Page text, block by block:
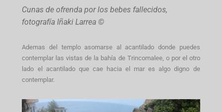
Cunas de ofrenda por los bebes fallecidos,
fotografía Iñaki Larrea ©
Ademas del templo asomarse al acantilado donde puedes
contemplar las vistas de la bahía de Trincomalee, o por el otro
lado el acantilado que cae hacia el mar es algo digno de
contemplar.